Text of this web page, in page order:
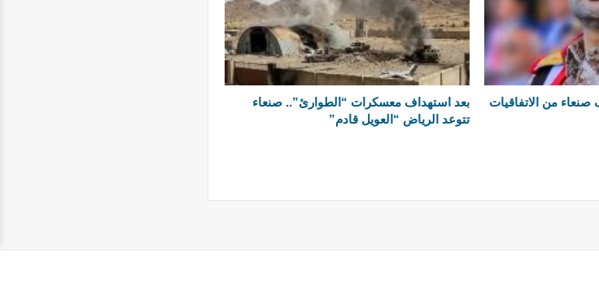
من الاتفاقيات
بعد استهداف معسكرات “الطوارئ”.. صنعاء
تتوعد الرياض “العويل قادم”